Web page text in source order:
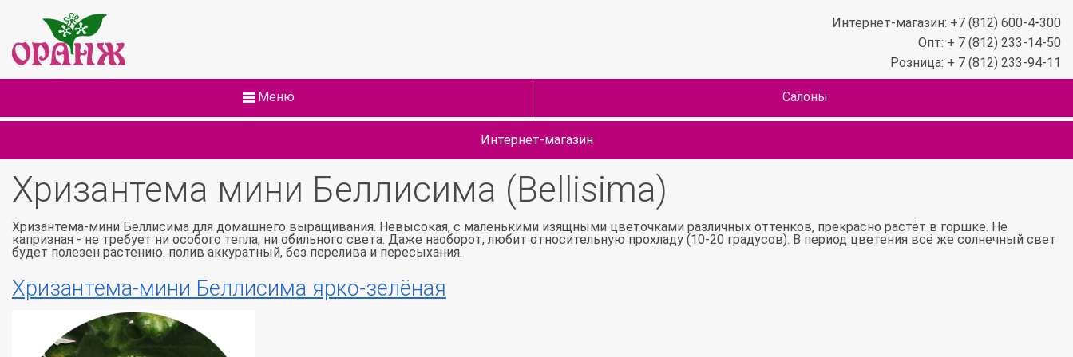
Интернет-магазин: +7 (812) 600-4-300
Опт: + 7 (812) 233-14-50
Розница: + 7 (812) 233-94-11
Меню Салоны
Интернет-магазин
Хризантема мини Беллисима (Bellisima)
Хризантема-мини Беллисима для домашнего выращивания. Невысокая, с маленькими изящными цветочками различных оттенков, прекрасно растёт в горшке. Не
капризная - не требует ни особого тепла, ни обильного света. Даже наоборот, любит относительную прохладу (10-20 градусов). В период цветения всё же солнечный свет
будет полезен растению. полив аккуратный, без перелива и пересыхания.
Хризантема-мини Беллисима ярко-зелёная